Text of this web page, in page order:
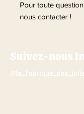
Pour toute
nous contacter !
Suivez-nous